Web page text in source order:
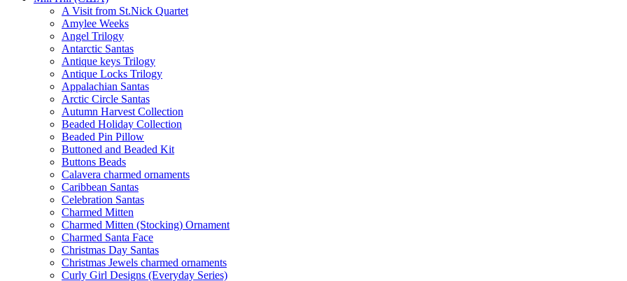
A Visit from St.Nick Quartet
Amylee Weeks
Angel Trilogy
Antarctic Santas
Antique keys Trilogy
Antique Locks Trilogy
Appalachian Santas
Arctic Circle Santas
Autumn Harvest Collection
Beaded Holiday Collection
Beaded Pin Pillow
Buttoned and Beaded Kit
Buttons Beads
Calavera charmed ornaments
Caribbean Santas
Celebration Santas
Charmed Mitten
Charmed Mitten (Stocking) Ornament
Charmed Santa Face
Christmas Day Santas
Christmas Jewels charmed ornaments
Curly Girl Designs (Everyday Series)